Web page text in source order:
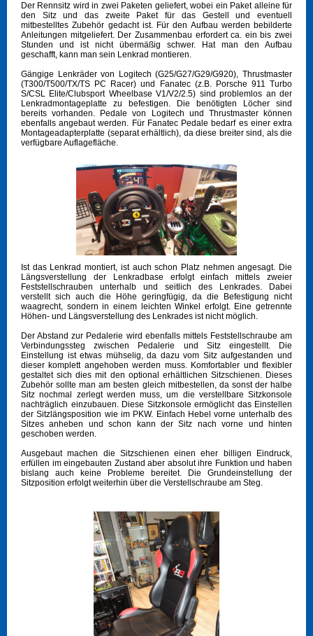
Der Rennsitz wird in zwei Paketen geliefert, wobei ein Paket alleine für
den Sitz und das zweite Paket für das Gestell und eventuell
mitbestelltes Zubehör gedacht ist. Für den Aufbau werden bebilderte
Anleitungen mitgeliefert. Der Zusammenbau erfordert ca. ein bis zwei
Stunden und ist nicht übermäßig schwer. Hat man den Aufbau
geschafft, kann man sein Lenkrad montieren.
Gängige Lenkräder von Logitech (G25/G27/G29/G920), Thrustmaster
(T300/T500/TX/TS PC Racer) und Fanatec (z.B. Porsche 911 Turbo
S/CSL Elite/Clubsport Wheelbase V1/V2/2.5) sind problemlos an der
Lenkradmontageplatte zu befestigen. Die benötigten Löcher sind
bereits vorhanden. Pedale von Logitech und Thrustmaster können
ebenfalls angebaut werden. Für Fanatec Pedale bedarf es einer extra
Montageadapterplatte (separat erhältlich), da diese breiter sind, als die
verfügbare Auflagefläche.
Ist das Lenkrad montiert, ist auch schon Platz nehmen angesagt. Die
Längsverstellung der Lenkradbase erfolgt einfach mittels zweier
Feststellschrauben unterhalb und seitlich des Lenkrades. Dabei
verstellt sich auch die Höhe geringfügig, da die Befestigung nicht
waagrecht, sondern in einem leichten Winkel erfolgt. Eine getrennte
Höhen- und Längsverstellung des Lenkrades ist nicht möglich.
Der Abstand zur Pedalerie wird ebenfalls mittels Feststellschraube am
Verbindungssteg zwischen Pedalerie und Sitz eingestellt. Die
Einstellung ist etwas mühselig, da dazu vom Sitz aufgestanden und
dieser komplett angehoben werden muss. Komfortabler und flexibler
gestaltet sich dies mit den optional erhältlichen Sitzschienen. Dieses
Zubehör sollte man am besten gleich mitbestellen, da sonst der halbe
Sitz nochmal zerlegt werden muss, um die verstellbare Sitzkonsole
nachträglich einzubauen. Diese Sitzkonsole ermöglicht das Einstellen
der Sitzlängsposition wie im PKW. Einfach Hebel vorne unterhalb des
Sitzes anheben und schon kann der Sitz nach vorne und hinten
geschoben werden.
Ausgebaut machen die Sitzschienen einen eher billigen Eindruck,
erfüllen im eingebauten Zustand aber absolut ihre Funktion und haben
bislang auch keine Probleme bereitet. Die Grundeinstellung der
Sitzposition erfolgt weiterhin über die Verstellschraube am Steg.